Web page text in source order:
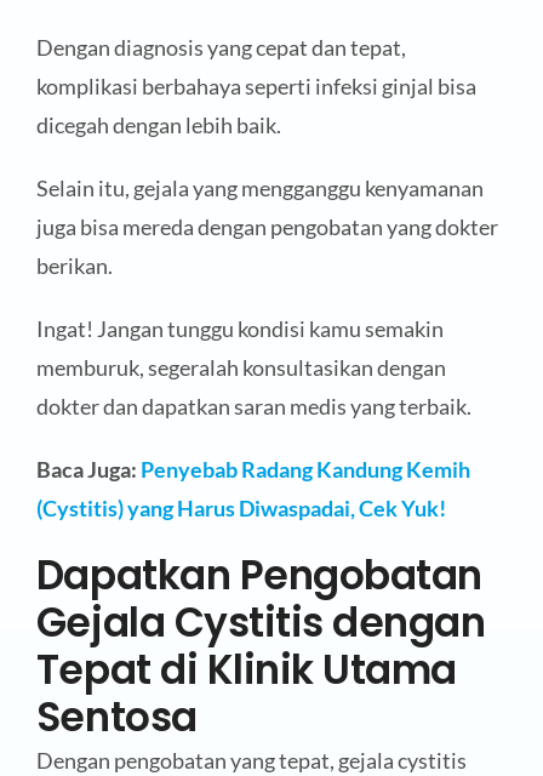
Dengan diagnosis yang cepat dan tepat,
komplikasi berbahaya seperti infeksi ginjal bisa
dicegah dengan lebih baik.
Selain itu, gejala yang mengganggu kenyamanan
juga bisa mereda dengan pengobatan yang dokter
berikan.
Ingat! Jangan tunggu kondisi kamu semakin
memburuk, segeralah konsultasikan dengan
dokter dan dapatkan saran medis yang terbaik.
Baca Juga: Penyebab Radang Kandung Kemih
(Cystitis) yang Harus Diwaspadai, Cek Yuk!
Dapatkan Pengobatan
Gejala Cystitis dengan
Tepat di Klinik Utama
Sentosa
Dengan pengobatan yang tepat, gejala cystitis